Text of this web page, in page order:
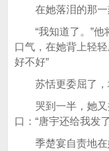
在她落泪的那一
“我知道了。”他
口气，在她背上轻
好不好”
苏恬更委屈了，
哭到一半，她又
口：“唐宇还给我
季楚宴自责地在